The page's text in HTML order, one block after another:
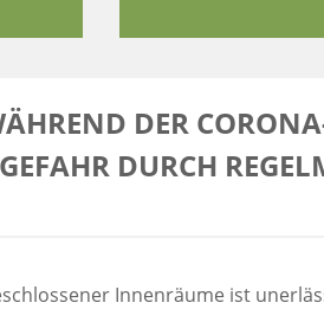
DER
DURCH
Innenräume ist